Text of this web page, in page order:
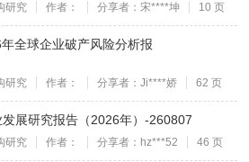
研究 作者： 分享者：宋****坤 10 页
全球企业破产风险分析报
研究 作者： 分享者：Ji****娇 62 页
展研究报告（2026年）-260807
研究 作者： 分享者：hz***52 46 页